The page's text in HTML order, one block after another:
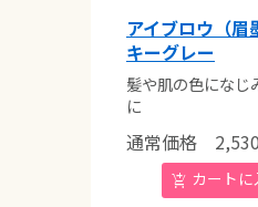
アイブロウ（眉
キーグレー
髪や肌の色になじ
に
通常価格 2,530